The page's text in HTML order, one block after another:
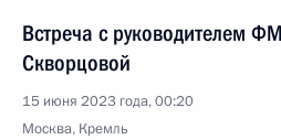
Встреча с руководителем
Скворцовой
15 июня 2023 года, 00:20
Москва, Кремль